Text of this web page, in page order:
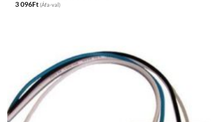
3 096Ft (Áfa-val)